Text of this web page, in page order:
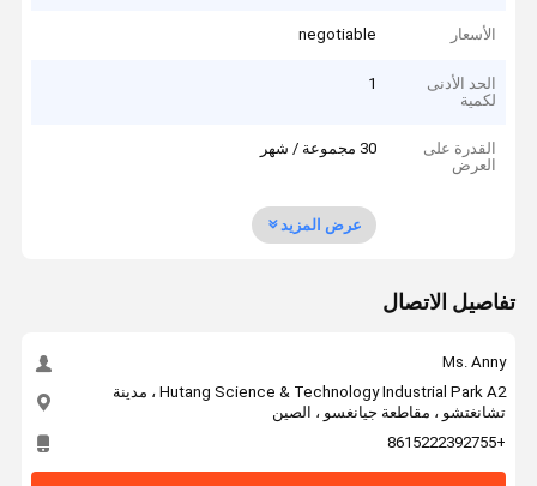
الأسعار negotiable
الحد الأدنى
لكمية
1
القدرة على
العرض
30 مجموعة / شهر
عرض المزيد
تفاصيل الاتصال
Ms. Anny
Hutang Science & Technology Industrial Park A2 ، مدينة
تشانغتشو ، مقاطعة جيانغسو ، الصين
+8615222392755